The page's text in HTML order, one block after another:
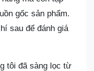
gốc sản phẩm.
sau để đánh giá
tôi đã sàng lọc từ